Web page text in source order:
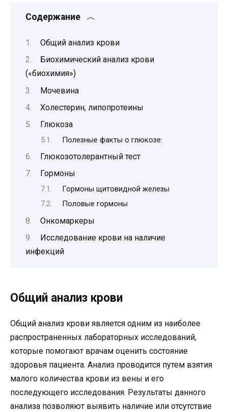
Содержание
Общий анализ крови
Биохимический анализ крови
(«биохимия»)
Мочевина
Холестерин, липопротеины
Глюкоза
Полезные факты о глюкозе:
Глюкозотолерантный тест
Гормоны
Гормоны щитовидной железы
Половые гормоны
Онкомаркеры
Исследование крови на наличие
инфекций
Общий анализ крови
Общий анализ крови является одним из наиболее
распространенных лабораторных исследований,
которые помогают врачам оценить состояние
здоровья пациента. Анализ проводится путем взятия
малого количества крови из вены и его
последующего исследования. Результаты данного
анализа позволяют выявить наличие или отсутствие